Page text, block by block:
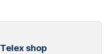
Telex shop